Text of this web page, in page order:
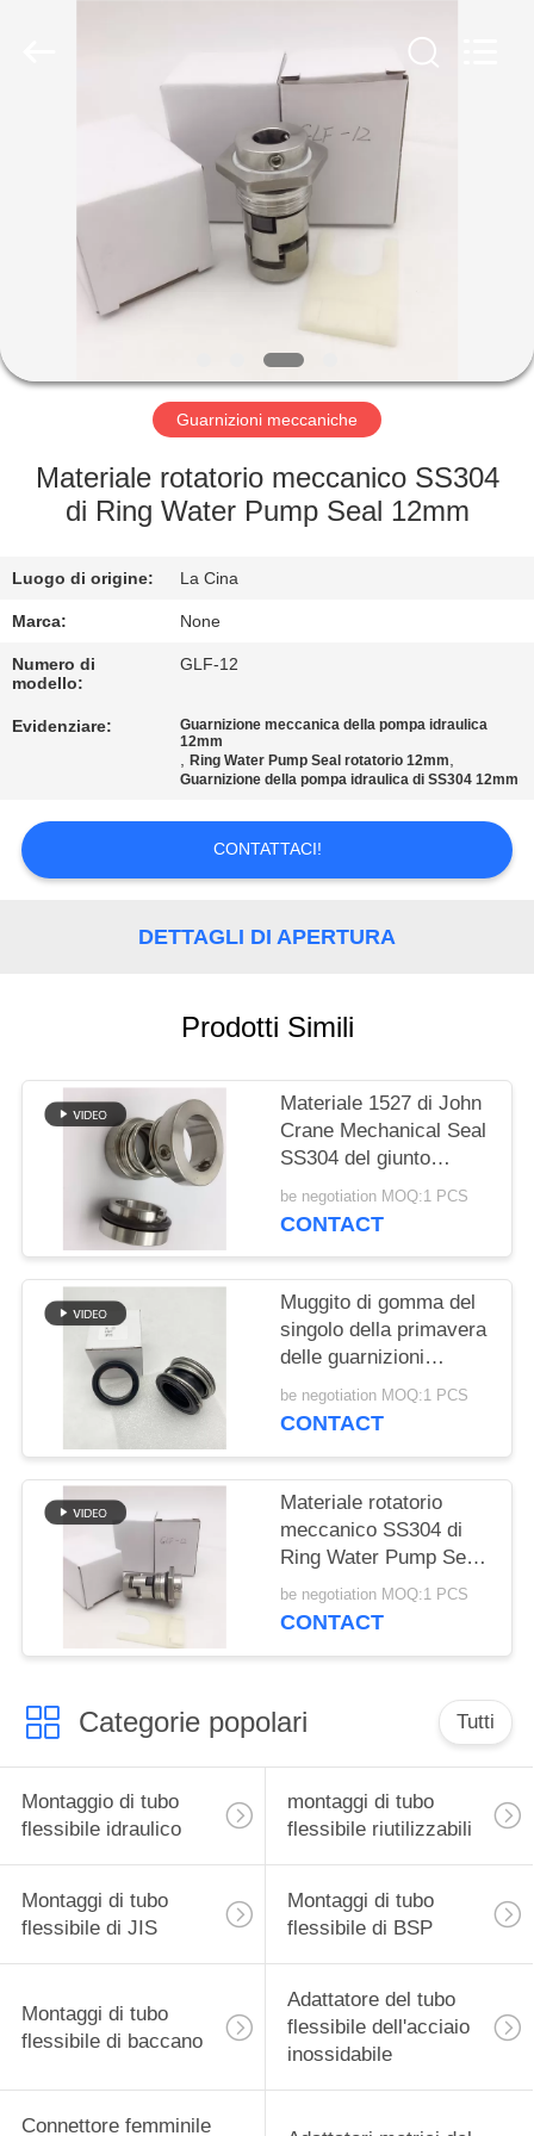
PRODOTTI
CIRCA
GIRO
FABBRICA
DI
QUALITÀ
CONTATTICI
UNA
CITAZIONE
PRIVACY
POLICY
Guarnizioni meccaniche
Materiale rotatorio meccanico SS304
di Ring Water Pump Seal 12mm
Luogo di origine: La Cina
Marca: None
Numero di
modello:
GLF-12
Evidenziare:
Guarnizione meccanica della pompa idraulica
12mm
,Ring Water Pump Seal rotatorio 12mm,
Guarnizione della pompa idraulica di SS304 12mm
CONTATTACI!
DETTAGLI DI APERTURA
Prodotti Simili
Materiale 1527 di John
Crane Mechanical Seal
SS304 del giunto
circolare di riparazione
be negotiation MOQ:1 PCS
CONTACT
Muggito di gomma del
singolo della primavera
delle guarnizioni
meccaniche doppio
fronte dell'estremità
be negotiation MOQ:1 PCS
CONTACT
Materiale rotatorio
meccanico SS304 di
Ring Water Pump Seal
12mm
be negotiation MOQ:1 PCS
CONTACT
Categorie popolari Tutti
Montaggio di tubo
flessibile idraulico
montaggi di tubo
flessibile riutilizzabili
Montaggi di tubo
flessibile di JIS
Montaggi di tubo
flessibile di BSP
Montaggi di tubo
flessibile di baccano
Adattatore del tubo
flessibile dell'acciaio
inossidabile
Connettore femminile